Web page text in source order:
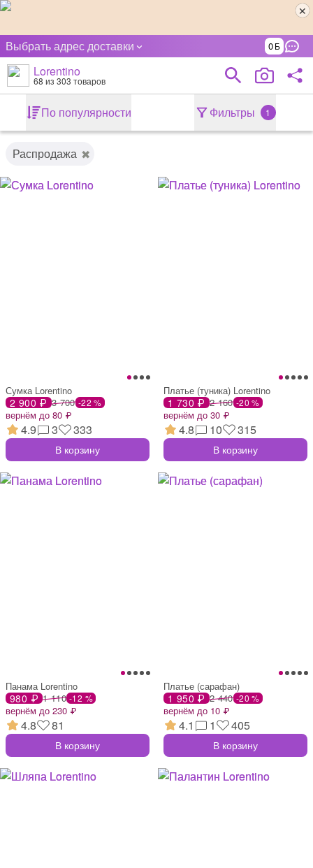
Выбрать адрес доставки 0
Lorentino
68 из 303 товаров
По популярности Фильтры 1
Распродажа
Сумка Lorentino
2 900 ₽ 3 700 -22 %
вернём до 80 ₽
4.9 3 333
В корзину
Платье (туника) Lorentino
1 730 ₽ 2 160 -20 %
вернём до 30 ₽
4.8 10 315
В корзину
Панама Lorentino
980 ₽ 1 110 -12 %
вернём до 230 ₽
4.8 81
В корзину
Платье (сарафан)
1 950 ₽ 2 440 -20 %
вернём до 10 ₽
4.1 1 405
В корзину